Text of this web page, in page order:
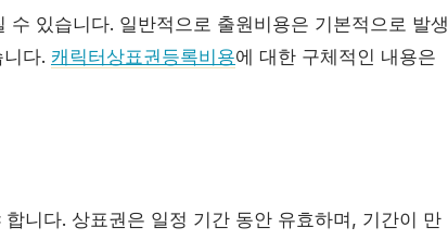
있습니다. 일반적으로 출원비용은 기본적으로 발생
다. 캐릭터상표권등록비용에 대한 구체적인 내용은
니다. 상표권은 일정 기간 동안 유효하며, 기간이 만